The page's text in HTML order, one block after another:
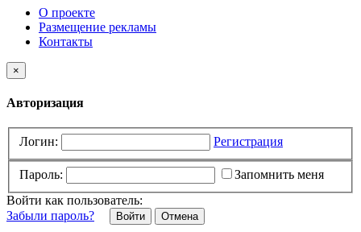
О проекте
Размещение рекламы
Контакты
×
Авторизация
Логин: Регистрация
Пароль:
Запомнить меня
Войти как пользователь:
Забыли пароль?
Отмена